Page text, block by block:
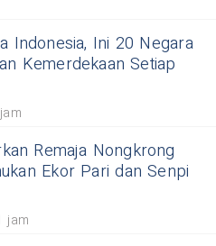
Indonesia, Ini 20 Negara
Kemerdekaan Setiap
Remaja Nongkrong
Ekor Pari dan Senpi
jam